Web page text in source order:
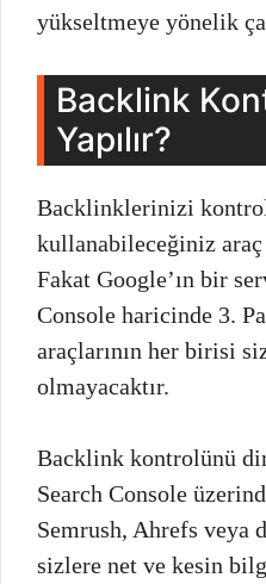
yükseltmeye yönelik
Backlink
Yapılır?
Backlinklerinizi
kullanabileceğiniz araç
Fakat Google’ın bir
Console haricinde 3.
araçlarının her birisi
olmayacaktır.
Backlink kontrolünü
Search Console
Semrush, Ahrefs veya
sizlere net ve kesin